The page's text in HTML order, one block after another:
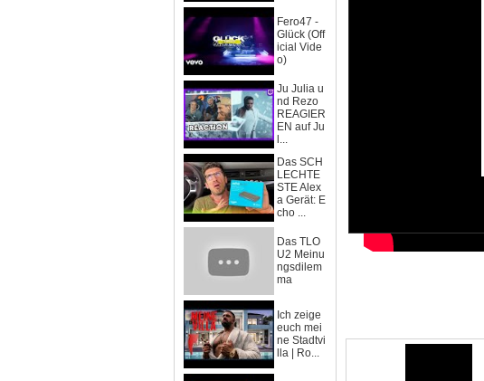
Fero47 -
Glück (Off
icial Vide
o)
Ju Julia u
nd Rezo
REAGIER
EN auf Ju
l...
Das SCH
LECHTE
STE Alex
a Gerät: E
cho ...
Das TLO
U2 Meinu
ngsdilem
ma
Ich zeige
euch mei
ne Stadtvi
lla | Ro...